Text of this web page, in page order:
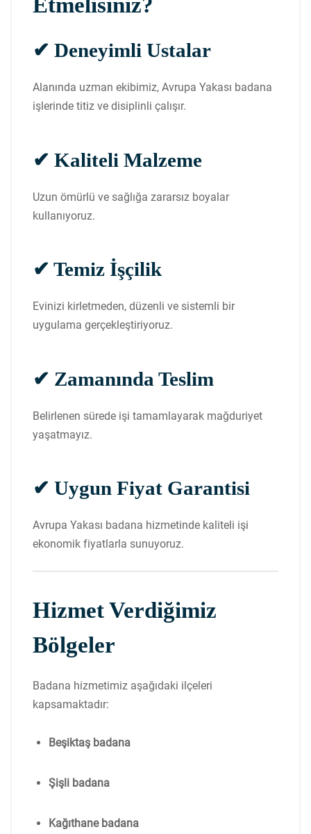
Etmelisiniz?
✔ Deneyimli Ustalar
Alanında uzman ekibimiz, Avrupa Yakası badana
işlerinde titiz ve disiplinli çalışır.
✔ Kaliteli Malzeme
Uzun ömürlü ve sağlığa zararsız boyalar
kullanıyoruz.
✔ Temiz İşçilik
Evinizi kirletmeden, düzenli ve sistemli bir
uygulama gerçekleştiriyoruz.
✔ Zamanında Teslim
Belirlenen sürede işi tamamlayarak mağduriyet
yaşatmayız.
✔ Uygun Fiyat Garantisi
Avrupa Yakası badana hizmetinde kaliteli işi
ekonomik fiyatlarla sunuyoruz.
Hizmet Verdiğimiz
Bölgeler
Badana hizmetimiz aşağıdaki ilçeleri
kapsamaktadır:
Beşiktaş badana
Şişli badana
Kağıthane badana